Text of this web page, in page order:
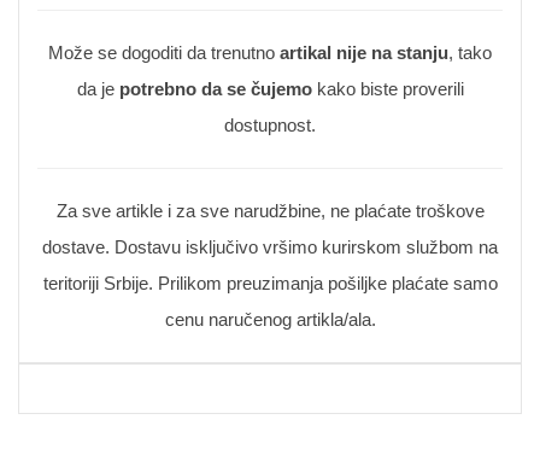
Može se dogoditi da trenutno artikal nije na stanju, tako
da je potrebno da se čujemokako biste proverili
dostupnost.
Za sve artikle i za sve narudžbine, ne plaćate troškove
dostave. Dostavu isključivo vršimo kurirskom službom na
teritoriji Srbije. Prilikom preuzimanja pošiljke plaćate samo
cenu naručenog artikla/ala.